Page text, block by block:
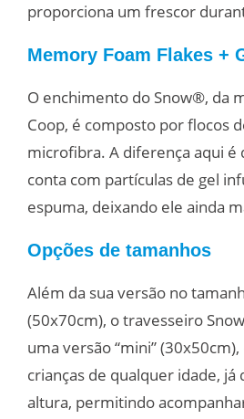
proporciona um frescor
Memory Foam Flakes +
O enchimento do Snow®, da
Coop, é composto porflocos
microfibra. A diferença aqui é
conta com partículas de gel
espuma, deixando ele ainda
Opções de tamanhos
Além da sua versão no
(50x70cm), o travesseiro Snow
uma versão “mini”
crianças de qualquer idade, já
altura, permitindo